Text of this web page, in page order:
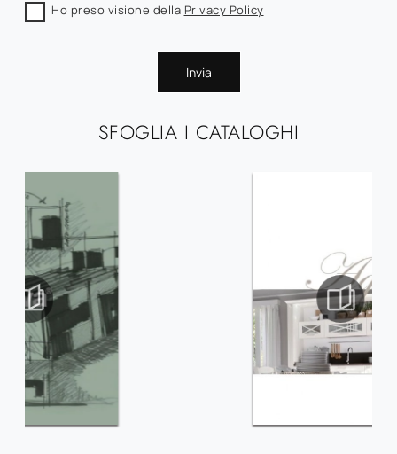
SFOGLIA I CATALOGHI
Ho preso visione della Privacy Policy
Invia